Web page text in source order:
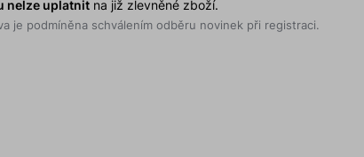
nelze uplatnitna již zlevněné zboží.
je podmíněna schválením odběru novinek při registraci.